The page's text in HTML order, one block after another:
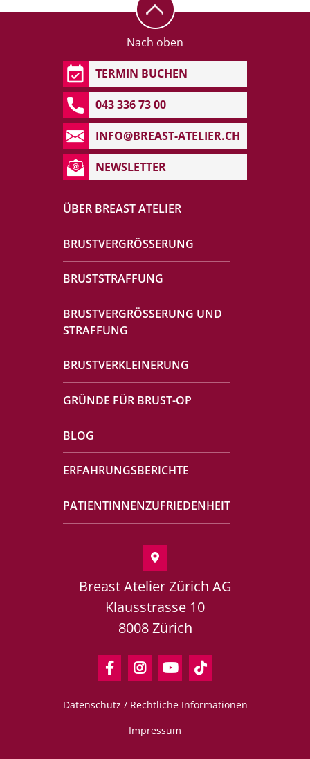
Datenschutz / Rechtliche Informationen
Impressum
Nach oben
TERMIN BUCHEN
043 336 73 00
INFO@BREAST-ATELIER.CH
NEWSLETTER
ÜBER BREAST ATELIER
BRUSTVERGRÖSSERUNG
BRUSTSTRAFFUNG
BRUSTVERGRÖSSERUNG UND
STRAFFUNG
BRUSTVERKLEINERUNG
GRÜNDE FÜR BRUST-OP
BLOG
ERFAHRUNGSBERICHTE
PATIENTINNENZUFRIEDENHEIT
Breast Atelier Zürich AG
Klausstrasse 10
8008 Zürich